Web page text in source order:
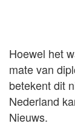
Hoewel het
mate van
betekent dit
Nederland
Nieuws.